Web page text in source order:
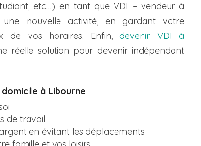
etc…) en tant que VDI – vendeur à
une nouvelle activité, en gardant votre
de vos horaires. Enfin, devenir VDI à
réelle solution pour devenir indépendant
à Libourne
de travail
en évitant les déplacements